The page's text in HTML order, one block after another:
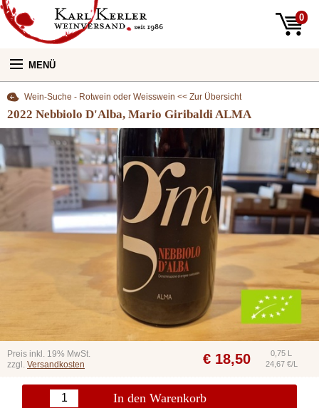
0
MENÜ
Unsere Weine:
Unser Laden:
Newsletter
Wein-Suche - Rotwein oder Weisswein << Zur Übersicht
2022 Nebbiolo D'Alba, Mario Giribaldi ALMA
Preis inkl. 19% MwSt.
zzgl. Versandkosten € 18,50
0,75 L
24,67 €/L
In den Warenkorb